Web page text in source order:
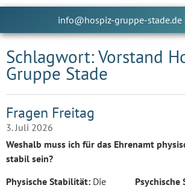
info@hospiz-gruppe-stade.de
Schlagwort: Vorstand
Gruppe Stade
Fragen Freitag
3. Juli 2026
Weshalb muss ich für das Ehrenamt
stabil sein?
Physische Stabilität: Die